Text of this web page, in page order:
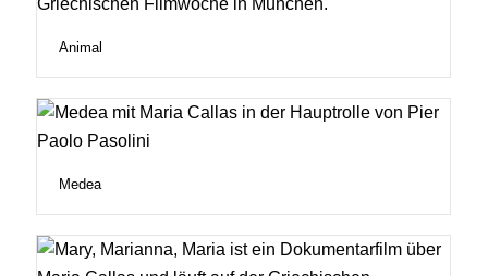
Animal
Medea